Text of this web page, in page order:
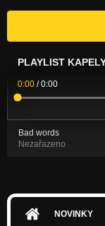
PLAYLIST
0:00 /0:00
Bad words
Nezařazeno
NOVINKY